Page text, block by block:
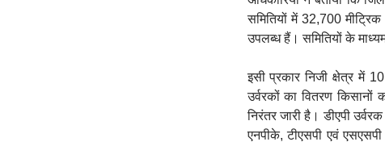
समितियों में 32,700
उपलब्ध हैं। समितियों के
इसी प्रकार निजी क्षेत्र में
उर्वरकों का वितरण किसानों
निरंतर जारी है। डीएपी
एनपीके, टीएसपी एवं